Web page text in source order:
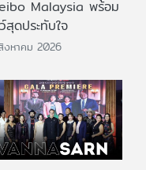
Malaysia พร้อม
สุดประทับใจ
งหาคม 2026